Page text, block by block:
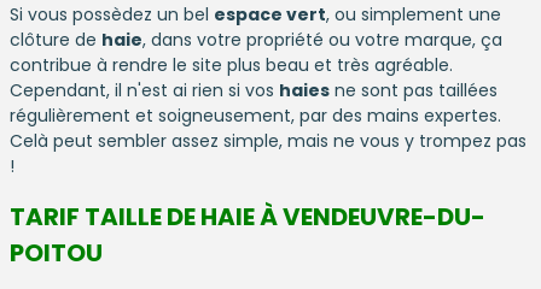
Si vous possèdez un bel espace vert, ou simplement une
clôture de haie, dans votre propriété ou votre marque, ça
contribue à rendre le site plus beau et très agréable.
Cependant, il n'est ai rien si vos haies ne sont pas taillées
régulièrement et soigneusement, par des mains expertes.
Celà peut sembler assez simple, mais ne vous y trompez pas
!
TARIF TAILLE DE HAIE À VENDEUVRE-DU-
POITOU